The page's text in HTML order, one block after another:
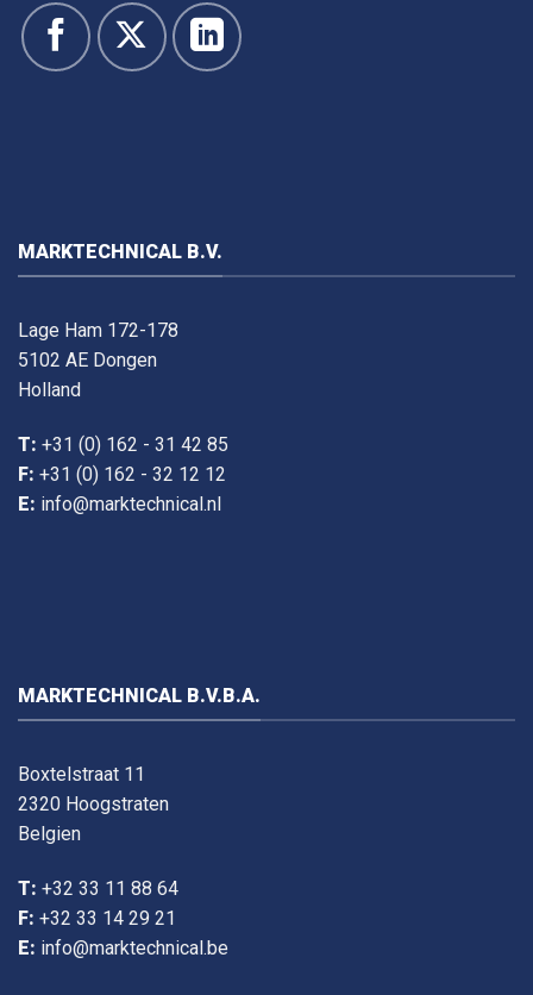
MARKTECHNICAL B.V.
Lage Ham 172-178
5102 AE Dongen
Holland
T: +31 (0) 162 - 31 42 85
F: +31 (0) 162 - 32 12 12
E: info@marktechnical.nl
MARKTECHNICAL B.V.B.A.
Boxtelstraat 11
2320 Hoogstraten
Belgien
T: +32 33 11 88 64
F: +32 33 14 29 21
E: info@marktechnical.be